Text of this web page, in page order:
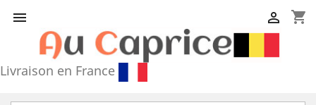
 shopping_cart

Livraison en France